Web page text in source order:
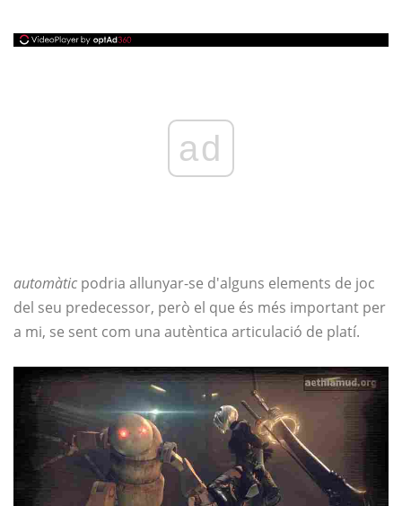
ad
automàtic podria allunyar-se d'alguns elements de joc
del seu predecessor, però el que és més important per
a mi, se sent com una autèntica articulació de platí.